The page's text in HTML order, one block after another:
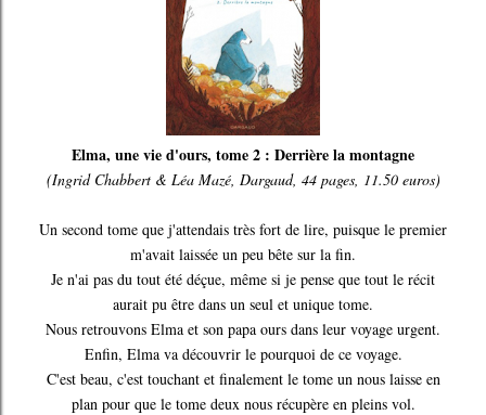
Elma, une vie d'ours, tome 2 : Derrière la montagne
(Ingrid Chabbert & Léa Mazé, Dargaud, 44 pages, 11.50 euros)
Un second tome que j'attendais très fort de lire, puisque le premier
m'avait laissée un peu bête sur la fin.
Je n'ai pas du tout été déçue, même si je pense que tout le récit
aurait pu être dans un seul et unique tome.
Nous retrouvons Elma et son papa ours dans leur voyage urgent.
Enfin, Elma va découvrir le pourquoi de ce voyage.
C'est beau, c'est touchant et finalement le tome un nous laisse en
plan pour que le tome deux nous récupère en pleins vol.